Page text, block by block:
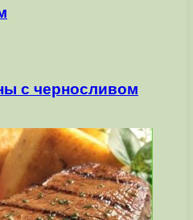
с черносливом